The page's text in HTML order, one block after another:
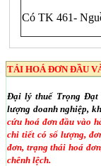
Có TK 461-
TẢI HOÁ ĐƠN ĐẦU
Đại lý thuế Trọng Đạt
lượng doanh nghiệp,
cứu hoá đơn đầu vào
chi tiết có số lượng,
đơn, trạng thái hoá
chênh lệch.